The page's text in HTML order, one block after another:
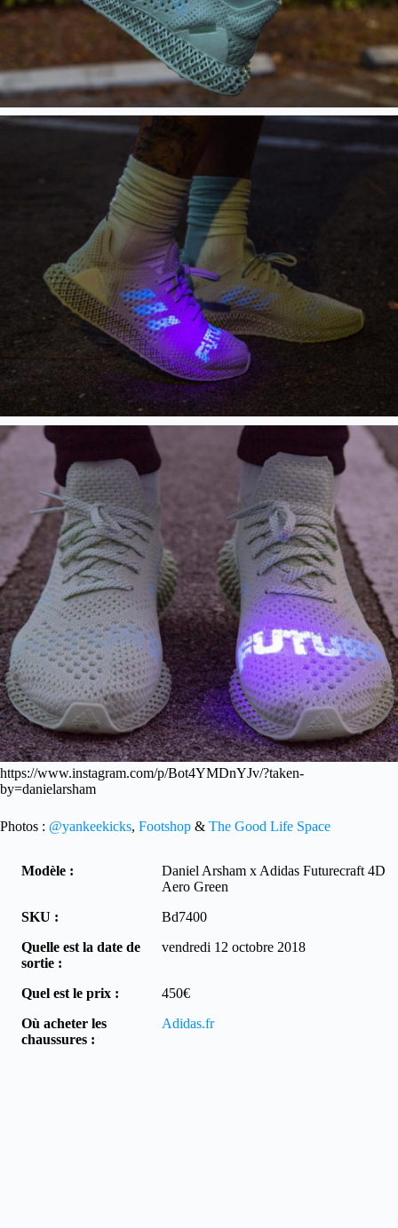
https://www.instagram.com/p/Bot4YMDnYJv/?taken-
by=danielarsham
Photos : @yankeekicks, Footshop & The Good Life Space
Modèle :
Daniel Arsham x Adidas Futurecraft 4D
Aero Green
SKU :
Bd7400
Quelle est la date de
sortie :
vendredi 12 octobre 2018
Quel est le prix :
450€
Où acheter les
chaussures :
Adidas.fr